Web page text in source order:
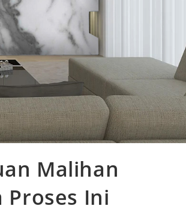
Malihan
Ini